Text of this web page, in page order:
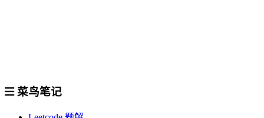
菜鸟笔记